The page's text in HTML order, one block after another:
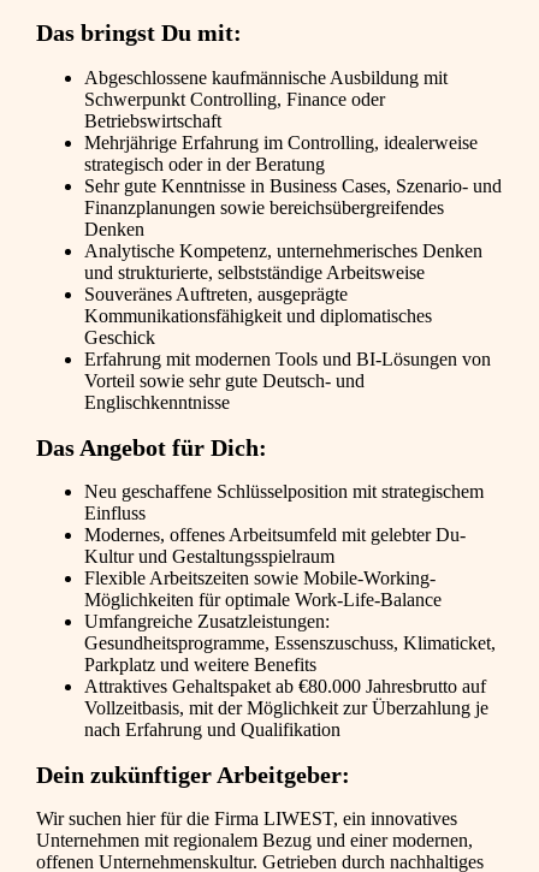
Das bringst Du mit:
Abgeschlossene kaufmännische Ausbildung mit
Schwerpunkt Controlling, Finance oder
Betriebswirtschaft
Mehrjährige Erfahrung im Controlling, idealerweise
strategisch oder in der Beratung
Sehr gute Kenntnisse in Business Cases, Szenario- und
Finanzplanungen sowie bereichsübergreifendes
Denken
Analytische Kompetenz, unternehmerisches Denken
und strukturierte, selbstständige Arbeitsweise
Souveränes Auftreten, ausgeprägte
Kommunikationsfähigkeit und diplomatisches
Geschick
Erfahrung mit modernen Tools und BI-Lösungen von
Vorteil sowie sehr gute Deutsch- und
Englischkenntnisse
Das Angebot für Dich:
Neu geschaffene Schlüsselposition mit strategischem
Einfluss
Modernes, offenes Arbeitsumfeld mit gelebter Du-
Kultur und Gestaltungsspielraum
Flexible Arbeitszeiten sowie Mobile-Working-
Möglichkeiten für optimale Work-Life-Balance
Umfangreiche Zusatzleistungen:
Gesundheitsprogramme, Essenszuschuss, Klimaticket,
Parkplatz und weitere Benefits
Attraktives Gehaltspaket ab €80.000 Jahresbrutto auf
Vollzeitbasis, mit der Möglichkeit zur Überzahlung je
nach Erfahrung und Qualifikation
Dein zukünftiger Arbeitgeber:
Wir suchen hier für die Firma LIWEST, ein innovatives
Unternehmen mit regionalem Bezug und einer modernen,
offenen Unternehmenskultur. Getrieben durch nachhaltiges